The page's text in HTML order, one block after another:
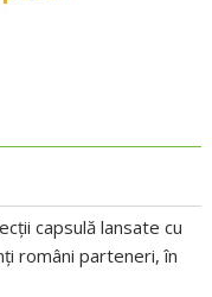
capsulă lansate cu
români parteneri, în